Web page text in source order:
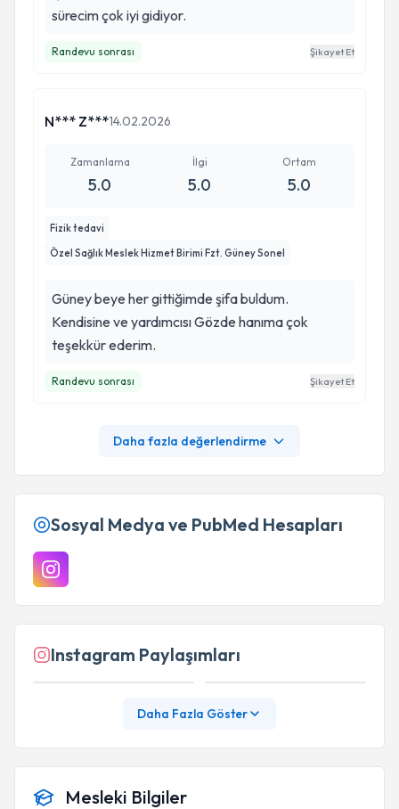
sürecim çok iyi gidiyor.
Randevu sonrası Şikayet Et
N*** Z***14.02.2026
Zamanlama
5.0
İlgi
5.0
Ortam
5.0
Fizik tedavi
Özel Sağlık Meslek Hizmet Birimi Fzt. Güney Sonel
Güney beye her gittiğimde şifa buldum.
Kendisine ve yardımcısı Gözde hanıma çok
teşekkür ederim.
Randevu sonrası Şikayet Et
Daha fazla değerlendirme
Sosyal Medya ve PubMed Hesapları
Instagram Paylaşımları
Daha Fazla Göster
Mesleki Bilgiler